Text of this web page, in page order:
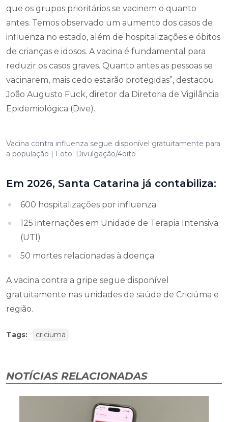
que os grupos prioritários se vacinem o quanto
antes. Temos observado um aumento dos casos de
influenza no estado, além de hospitalizações e óbitos
de crianças e idosos. A vacina é fundamental para
reduzir os casos graves. Quanto antes as pessoas se
vacinarem, mais cedo estarão protegidas”, destacou
João Augusto Fuck, diretor da Diretoria de Vigilância
Epidemiológica (Dive).
Vacina contra influenza segue disponível gratuitamente para
a população | Foto: Divulgação/4oito
Em 2026, Santa Catarina já contabiliza:
600 hospitalizações por influenza
125 internações em Unidade de Terapia Intensiva
(UTI)
50 mortes relacionadas à doença
A vacina contra a gripe segue disponível
gratuitamente nas unidades de saúde de Criciúma e
região.
Tags: criciuma
NOTÍCIAS RELACIONADAS